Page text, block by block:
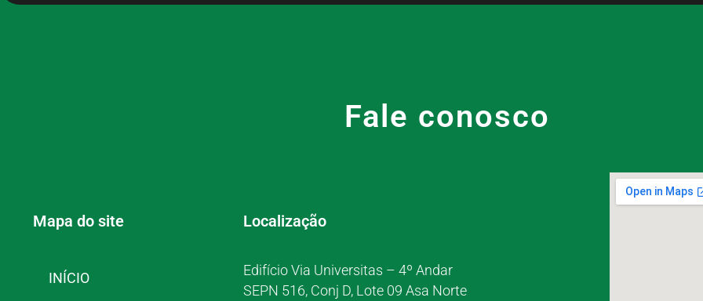
Fale conosco
Mapa do site
INÍCIO
Localização
Edifício Via Universitas – 4º Andar
SEPN 516, Conj D, Lote 09 Asa Norte